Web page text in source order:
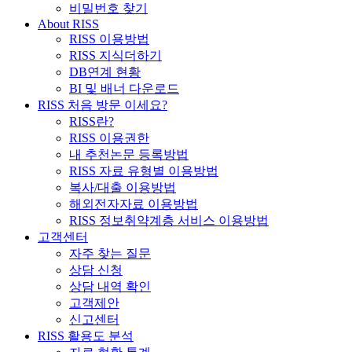
비밀번호 찾기
About RISS
RISS 이용방법
RISS 지식더하기
DB연계 현황
BI 및 배너 다운로드
RISS 처음 방문 이세요?
RISS란?
RISS 이용권한
내 추천논문 등록방법
RISS 자료 유형별 이용방법
복사/대출 이용방법
해외전자자료 이용방법
RISS 정보취약계층 서비스 이용방법
고객센터
자주 찾는 질문
상담 신청
상담 내역 확인
고객제안
신고센터
RISS 활용도 분석